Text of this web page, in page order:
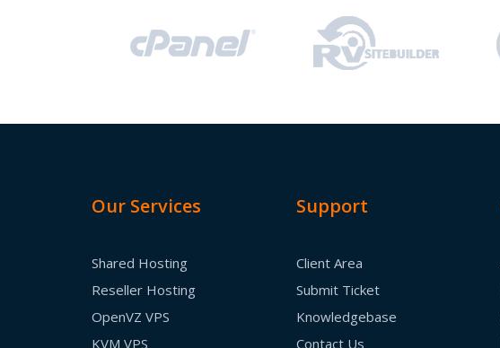
Our Services
Shared Hosting
Reseller Hosting
OpenVZ VPS
KVM VPS
Support
Client Area
Submit Ticket
Knowledgebase
Contact Us